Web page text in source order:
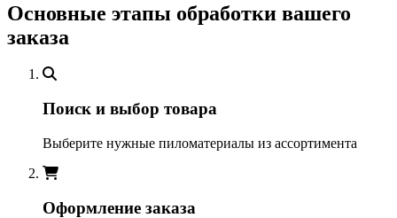
Основные этапы обработки вашего
заказа
Поиск и выбор товара
Выберите нужные пиломатериалы из ассортимента
Оформление заказа